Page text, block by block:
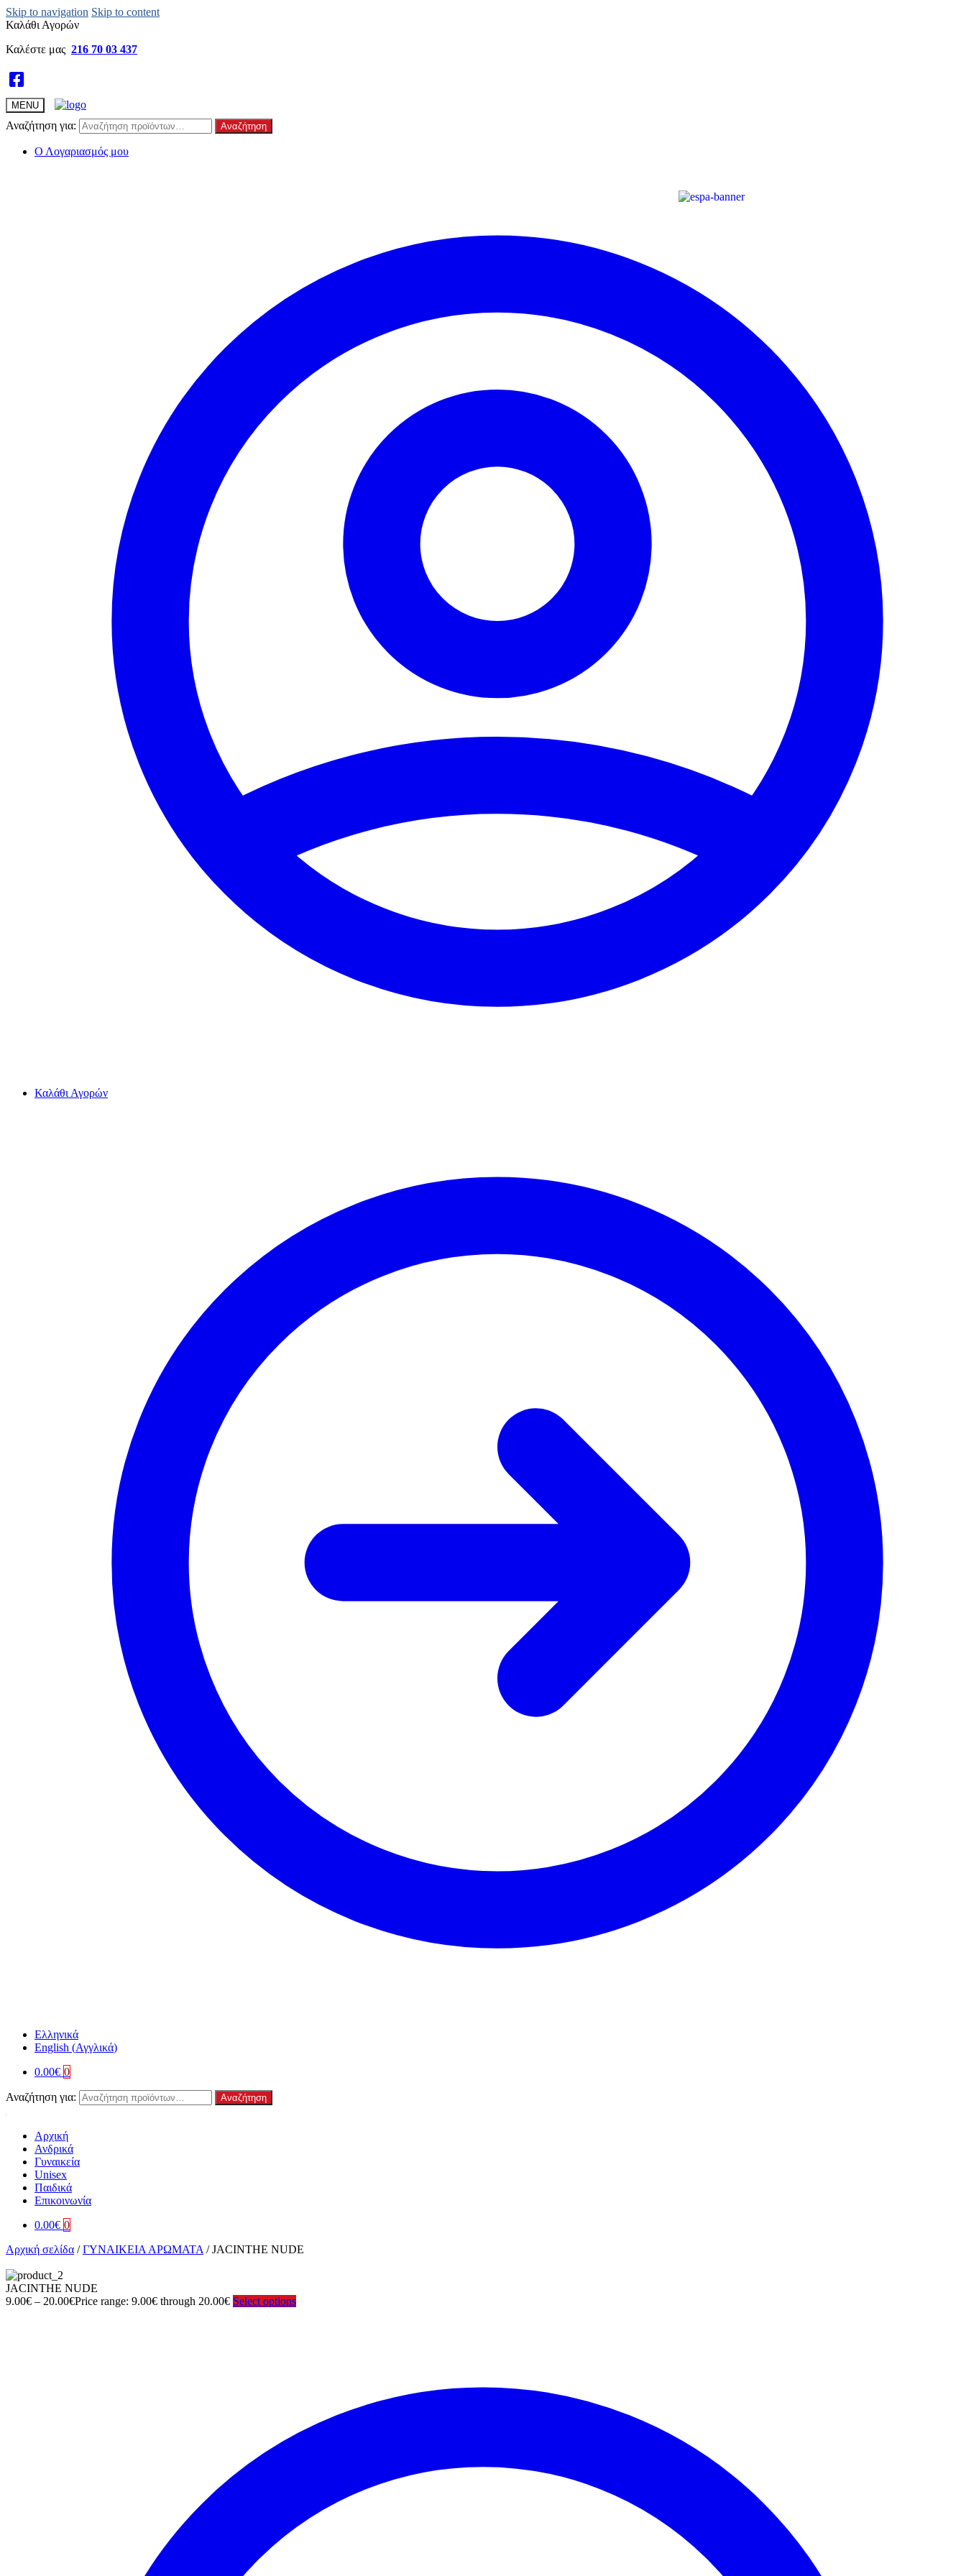
Skip to navigation Skip to content
Καλάθι Αγορών
Καλέστε μας 216 70 03 437
MENU
Αναζήτηση για: Αναζήτηση
Ο Λογαριασμός μου
Καλάθι Αγορών
Ελληνικά
English (Αγγλικά)
0.00€ 0
Αναζήτηση για: Αναζήτηση
Αρχική
Ανδρικά
Γυναικεία
Unisex
Παιδικά
Επικοινωνία
0.00€ 0
Αρχική σελίδα /ΓΥΝΑΙΚΕΙΑ ΑΡΩΜΑΤΑ /JACINTHE NUDE
JACINTHE NUDE
9.00€ – 20.00€Price range: 9.00€ through 20.00€ Select options